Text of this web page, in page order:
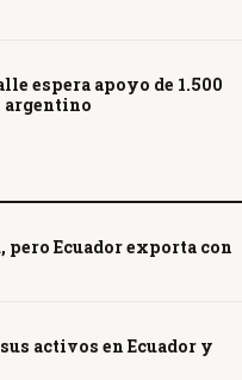
espera apoyo de 1.500
argentino
pero Ecuador exporta con
activos en Ecuador y